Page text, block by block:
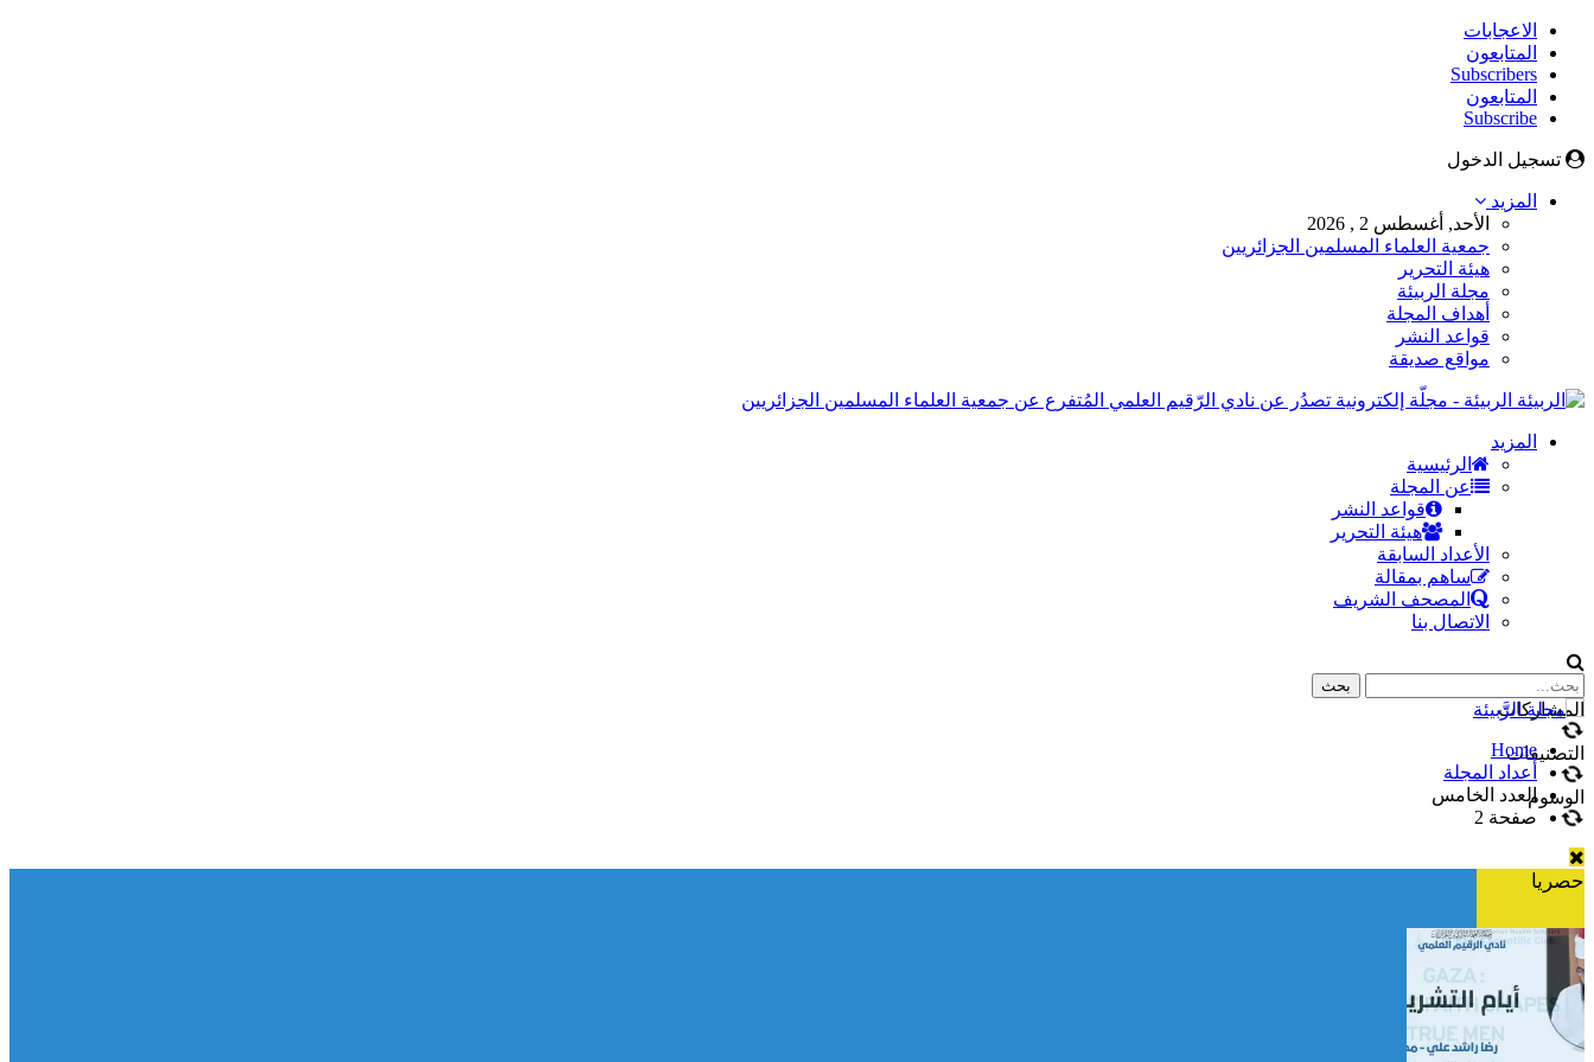
الاعجابات
المتابعون
Subscribers
المتابعون
Subscribe
تسجيل الدخول
المزيد
الأحد, أغسطس 2 , 2026
جمعية العلماء المسلمين الجزائريين
هيئة التحرير
مجلة الربيئة
أهداف المجلة
قواعد النشر
مواقع صديقة
الربيئة - مجلّة إلكترونية تصدُر عن نادي الرّقيم العلمي المُتفرع عن جمعية العلماء المسلمين الجزائريين
المزيد
الرئيسية
عن المجلة
قواعد النشر
هيئة التحرير
الأعداد السابقة
ساهم بمقالة
المصحف الشريف
الاتصال بنا
المشاركات
التصنيفات
الوسوم
Home
أعداد المجلة
العدد الخامس
صفحة 2
حصريا